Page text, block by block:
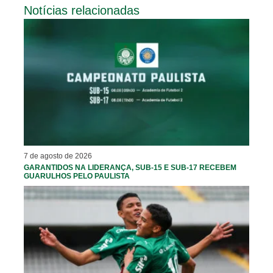
Notícias relacionadas
7 de agosto de 2026
GARANTIDOS NA LIDERANÇA, SUB-15 E SUB-17 RECEBEM
GUARULHOS PELO PAULISTA